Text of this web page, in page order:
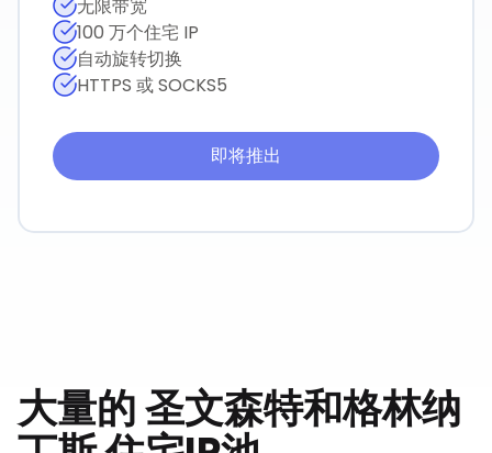
无限带宽
100 万个住宅 IP
自动旋转切换
HTTPS 或 SOCKS5
即将推出
大量的圣文森特和格林纳